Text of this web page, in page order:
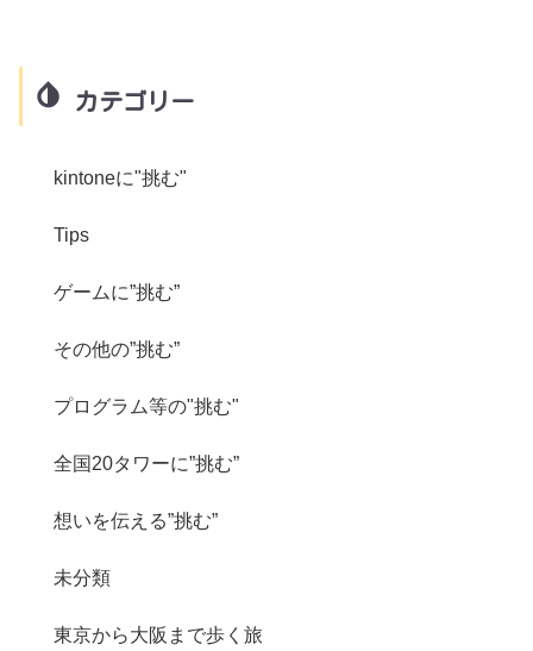
カテゴリー
kintoneに"挑む"
Tips
ゲームに”挑む”
その他の”挑む”
プログラム等の"挑む"
全国20タワーに”挑む”
想いを伝える”挑む”
未分類
東京から大阪まで歩く旅